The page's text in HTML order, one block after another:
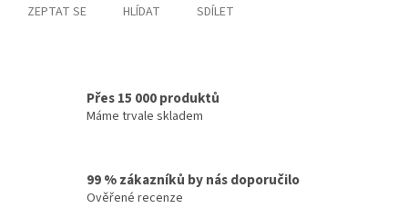
ZEPTAT SE HLÍDAT SDÍLET
Přes 15 000 produktů
Máme trvale skladem
99 % zákazníků by nás doporučilo
Ověřené recenze